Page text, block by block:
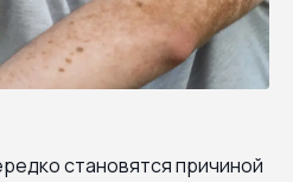
становятся причиной